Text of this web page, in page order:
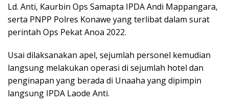
Ld. Anti, Kaurbin Ops Samapta IPDA Andi Mappangara,
serta PNPP Polres Konawe yang terlibat dalam surat
perintah Ops Pekat Anoa 2022.
Usai dilaksanakan apel, sejumlah personel kemudian
langsung melakukan operasi di sejumlah hotel dan
penginapan yang berada di Unaaha yang dipimpin
langsung IPDA Laode Anti.